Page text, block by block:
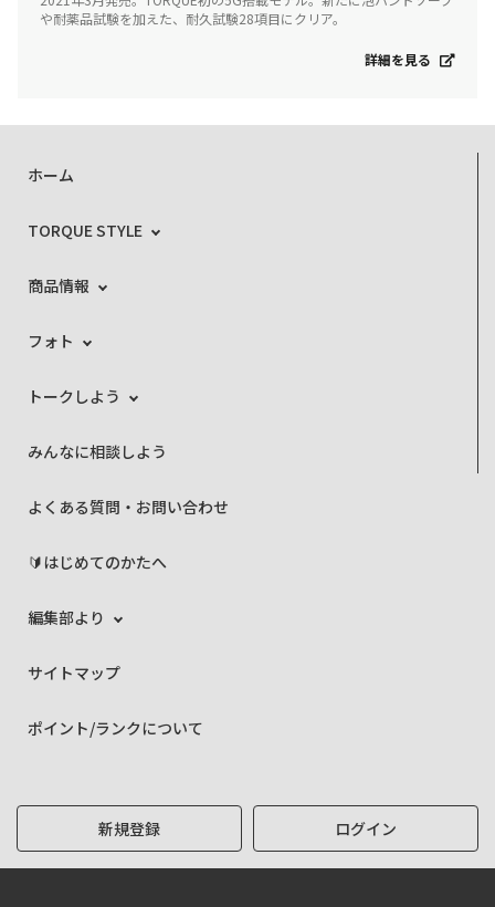
や耐薬品試験を加えた、耐久試験28項目にクリア。
詳細を見る
ホーム
TORQUE STYLE
商品情報
フォト
トークしよう
みんなに相談しよう
よくある質問・お問い合わせ
🔰はじめてのかたへ
編集部より
サイトマップ
ポイント/ランクについて
新規登録 ログイン